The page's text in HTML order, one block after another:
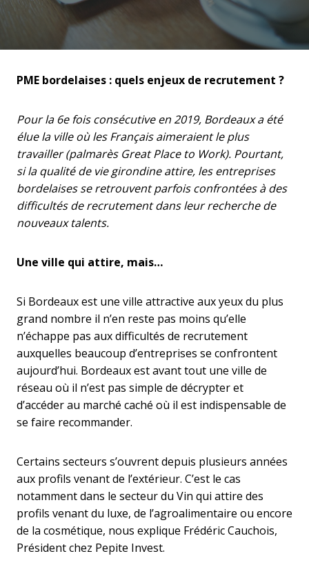
PME bordelaises : quels enjeux de recrutement ?
Pour la 6e fois consécutive en 2019, Bordeaux a été
élue la ville où les Français aimeraient le plus
travailler (palmarès Great Place to Work). Pourtant,
si la qualité de vie girondine attire, les entreprises
bordelaises se retrouvent parfois confrontées à des
difficultés de recrutement dans leur recherche de
nouveaux talents.
Une ville qui attire, mais…
Si Bordeaux est une ville attractive aux yeux du plus
grand nombre il n’en reste pas moins qu’elle
n’échappe pas aux difficultés de recrutement
auxquelles beaucoup d’entreprises se confrontent
aujourd’hui. Bordeaux est avant tout une ville de
réseau où il n’est pas simple de décrypter et
d’accéder au marché caché où il est indispensable de
se faire recommander.
Certains secteurs s’ouvrent depuis plusieurs années
aux profils venant de l’extérieur. C’est le cas
notamment dans le secteur du Vin qui attire des
profils venant du luxe, de l’agroalimentaire ou encore
de la cosmétique, nous explique Frédéric Cauchois,
Président chez Pepite Invest.